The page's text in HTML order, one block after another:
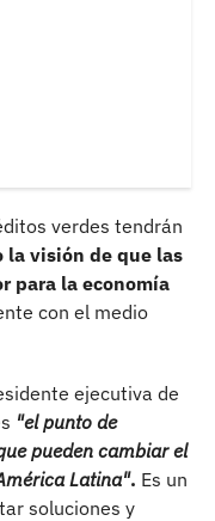
verdes tendrán
la visión de que las
para la economía
con el medio
ejecutiva de
"el punto de
pueden cambiar el
Latina". Es un
soluciones y